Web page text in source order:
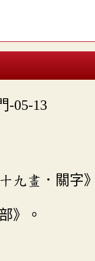
-05-13
十九畫．關字
》。